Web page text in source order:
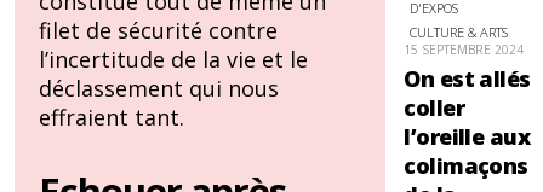
filet de sécurité contre
l’incertitude de la vie et le
déclassement qui nous
effraient tant.
D'EXPOS
CULTURE & ARTS
15 SEPTEMBRE 2024
On est allés
coller
l’oreille aux
colimaçons